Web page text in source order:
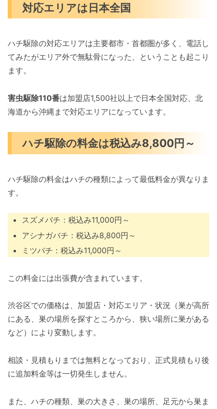
対応エリアは日本全国
ハチ駆除の対応エリアは主要都市・首都圏が多く、電話し
てみたがエリア外で無駄骨になった、ということも起こり
ます。
害虫駆除110番は加盟店1,500社以上で日本全国対応、北
海道から沖縄まで対応エリアになっています。
ハチ駆除の料金は税込み8,800円～
ハチ駆除の料金はハチの種類によって最低料金が異なりま
す。
スズメバチ：税込み11,000円～
アシナガバチ：税込み8,800円～
ミツバチ：税込み11,000円～
この料金には出張費が含まれています。
渋谷区での価格は、加盟店・対応エリア・状況（巣が高所
にある、巣の場所を探すところから、狭い場所に巣がある
など）により変動します。
相談・見積もりまでは無料となっており、正式見積もり後
に追加料金等は一切発生しません。
また、ハチの種類、巣の大きさ、巣の場所、足元から巣ま